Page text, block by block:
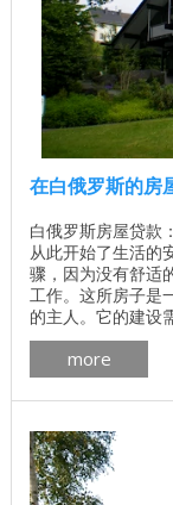
在白俄罗斯的房
白俄罗斯房屋贷款
从此开始了生活的
骤，因为没有舒适
工作。这所房子是
的主人。它的建设
more